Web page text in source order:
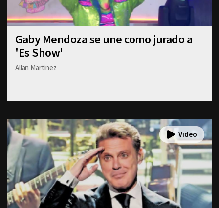
Gaby Mendoza se une como jurado a
'Es Show'
Allan Martinez